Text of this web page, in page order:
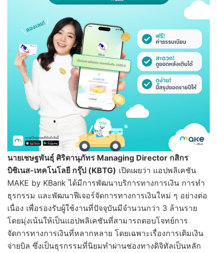
นายเชษฐพันธุ์ ศิริดานุภัทร Managing Director กสิกร
บิซิเนส-เทคโนโลยี กรุ๊ป (KBTG) เปิดเผยว่า แอปพลิเคชัน
MAKE by KBank ได้มีการพัฒนาบริการทางการเงิน การทำ
ธุรกรรม และพัฒนาฟีเจอร์จัดการทางการเงินใหม่ ๆ อย่างต่อ
เนื่อง เพื่อรองรับผู้ใช้งานที่ปัจจุบันมีจำนวนกว่า 3 ล้านราย
โดยมุ่งเน้นให้เป็นแอปพลิเคชันที่สามารถตอบโจทย์การ
จัดการทางการเงินที่หลากหลาย โดยเฉพาะเรื่องการเติมเงิน
จ่ายบิล ซึ่งเป็นธุรกรรมที่นิยมทำผ่านช่องทางดิจิทัลเป็นหลัก